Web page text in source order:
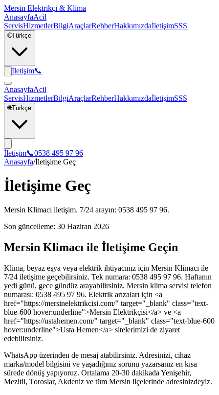
Mersin Elektrikçi & Klima
AnasayfaAcil
ServisHizmetlerBilgiAraçlarRehberHakkımızdaİletişimSSS
🌐Türkçe
İletişim📞
AnasayfaAcil
ServisHizmetlerBilgiAraçlarRehberHakkımızdaİletişimSSS
🌐Türkçe
İletişim📞0538 495 97 96
Anasayfa/İletişime Geç
İletişime Geç
Mersin Klimacı iletişim. 7/24 arayın: 0538 495 97 96.
Son güncelleme: 30 Haziran 2026
Mersin Klimacı ile İletişime Geçin
Klima, beyaz eşya veya elektrik ihtiyacınız için Mersin Klimacı ile
7/24 iletişime geçebilirsiniz. Tek numara: 0538 495 97 96. Haftanın
yedi günü, gece gündüz arayabilirsiniz. Mersin klima servisi telefon
numarası: 0538 495 97 96. Elektrik arızaları için <a
href="https://mersinelektrikcisi.com/" target="_blank" class="text-
blue-600 hover:underline">Mersin Elektrikçisi</a> ve <a
href="https://ustahemen.com/" target="_blank" class="text-blue-600
hover:underline">Usta Hemen</a> sitelerimizi de ziyaret
edebilirsiniz.
WhatsApp üzerinden de mesaj atabilirsiniz. Adresinizi, cihaz
marka/model bilgisini ve yaşadığınız sorunu yazarsanız en kısa
sürede dönüş yapıyoruz. Ortalama 20-30 dakikada Yenişehir,
Mezitli, Toroslar, Akdeniz ve tüm Mersin ilçelerinde adresinizdeyiz.